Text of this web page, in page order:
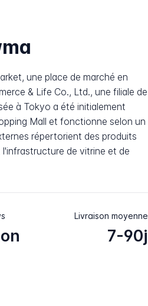
une place de marché en
& Life Co., Ltd., une filiale de
à Tokyo a été initialement
Mall et fonctionne selon un
répertorient des produits
de vitrine et de
Livraison moyenne
7-90j